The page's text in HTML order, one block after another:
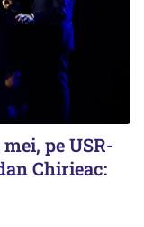
pe USR-
Chirieac: